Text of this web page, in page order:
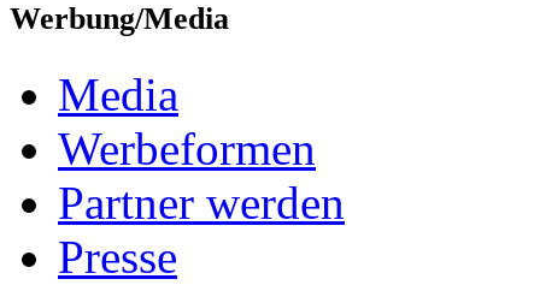
Werbung/Media
Media
Werbeformen
Partner werden
Presse